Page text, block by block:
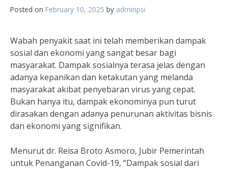
Posted on February 10, 2025 by adminpsi
Wabah penyakit saat ini telah memberikan dampak
sosial dan ekonomi yang sangat besar bagi
masyarakat. Dampak sosialnya terasa jelas dengan
adanya kepanikan dan ketakutan yang melanda
masyarakat akibat penyebaran virus yang cepat.
Bukan hanya itu, dampak ekonominya pun turut
dirasakan dengan adanya penurunan aktivitas bisnis
dan ekonomi yang signifikan.
Menurut dr. Reisa Broto Asmoro, Jubir Pemerintah
untuk Penanganan Covid-19, “Dampak sosial dari